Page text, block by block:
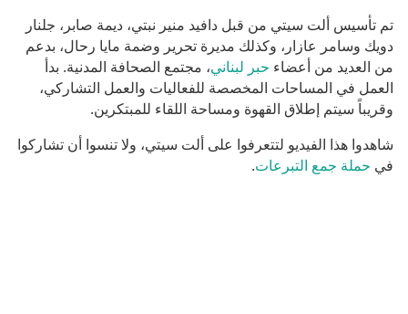
تم تأسيس ألت سيتي من قبل دافيد منير نبتي، ديمة صابر، جلنار
دويك وسامر عازار، وكذلك مديرة تحرير وضمة مايا رحال، بدعم
من العديد من أعضاء حبر لبناني، مجتمع الصحافة المدنية. بدأ
العمل في المساحات المخصصة للفعاليات والعمل التشاركي،
وقريباً سيتم إطلاق القهوة ومساحة اللقاء للمبتكرين.
شاهدوا هذا الفيديو لتتعرفوا على ألت سيتي، ولا تنسوا أن تشاركوا
في حملة جمع التبرعات.